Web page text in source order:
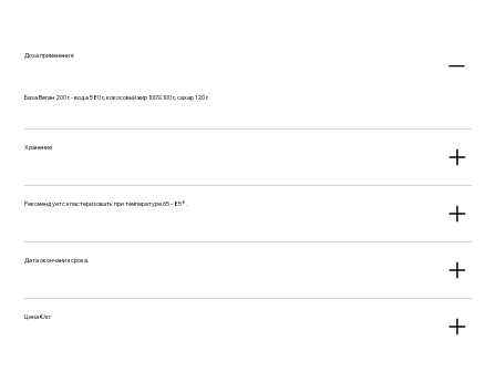
Доза применения:
База Веган 200 г. - вода 580 г., кокосовый жир 100% 100 г., сахар 120 г.
Хранение
Рекомендуется пастеризовать при температуре 65 - 85°.
Дата окончания срока.
Цена €/кг